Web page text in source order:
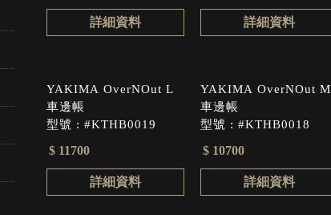
詳細資料 詳細資料
YAKIMA OverNOut L
車邊帳
型號 : #KTHB0019
$ 11700
詳細資料
YAKIMA OverNOut M
車邊帳
型號 : #KTHB0018
$ 10700
詳細資料